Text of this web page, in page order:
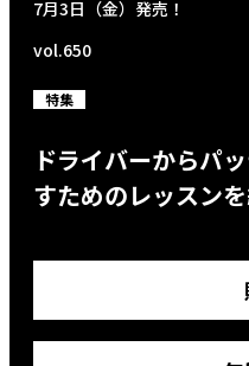
7月3日（金）発売！
vol.650
特集
ドライバーからパ
すためのレッスン